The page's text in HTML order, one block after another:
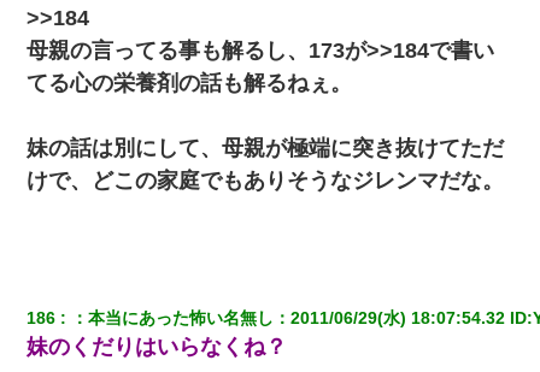
>>184
母親の言ってる事も解るし、173が>>184で書い
てる心の栄養剤の話も解るねぇ。
妹の話は別にして、母親が極端に突き抜けてただ
けで、どこの家庭でもありそうなジレンマだな。
186 ：本当にあった怖い名無し ：2011/06/29(水) 18:07:54.32 ID:
妹のくだりはいらなくね？